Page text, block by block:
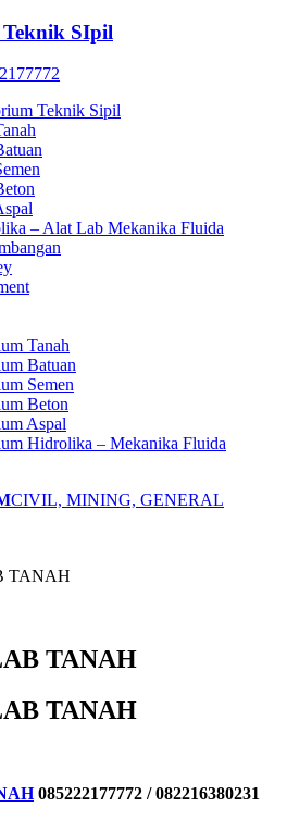
Teknik Sipil
– Alat Lab Mekanika Fluida
Tanah
Batuan
Semen
Beton
Aspal
Hidrolika – Mekanika Fluida
CIVIL, MINING, GENERAL
TANAH
TANAH
TANAH
085222177772 / 082216380231